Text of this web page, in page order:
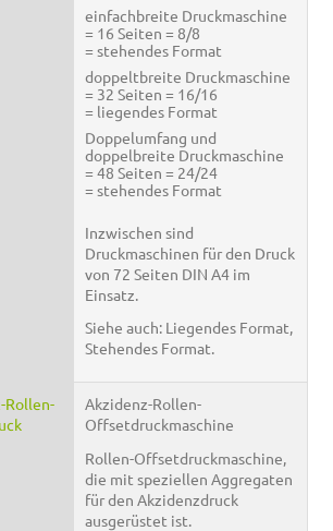
einfachbreite Druckmaschine
= 16 Seiten = 8/8
= stehendes Format
doppeltbreite Druckmaschine
= 32 Seiten = 16/16
= liegendes Format
Doppelumfang und
doppelbreite Druckmaschine
= 48 Seiten = 24/24
= stehendes Format
Inzwischen sind
Druckmaschinen für den Druck
von 72 Seiten DIN A4 im
Einsatz.
Siehe auch: Liegendes Format,
Stehendes Format.
Rollen-
Akzidenz-Rollen-
Offsetdruckmaschine
Rollen-Offsetdruckmaschine,
die mit speziellen Aggregaten
für den Akzidenzdruck
ausgerüstet ist.